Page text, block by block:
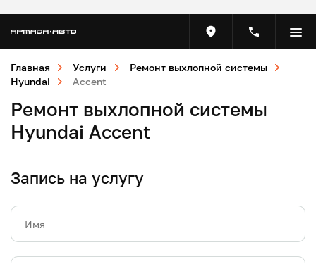
Главная Услуги
Ремонт выхлопной системы
Hyundai
Accent
Ремонт выхлопной системы
Hyundai Accent
Запись на услугу
Имя